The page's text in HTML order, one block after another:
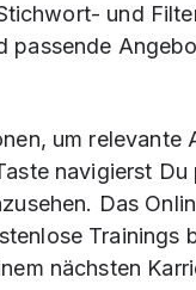
und
passende
um relevante
navigierst
Das
nächsten